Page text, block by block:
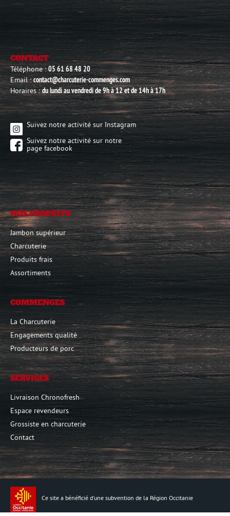
NOS PRODUITS
Jambon supérieur
Charcuterie
Produits frais
Assortiments
COMMENGES
La Charcuterie
Engagements qualité
Producteurs de porc
SERVICES
Livraison Chronofresh
Espace revendeurs
Grossiste en charcuterie
Contact
CONTACT
Téléphone :05 61 68 48 20
Email :contact@charcuterie-commenges.com
Horaires :du lundi au vendredi de 9h à 12 et de 14h à 17h
Suivez notre activité sur Instagram
Suivez notre activité sur notre
page facebook
Ce site a bénéficié d'une subvention de la Région Occitanie